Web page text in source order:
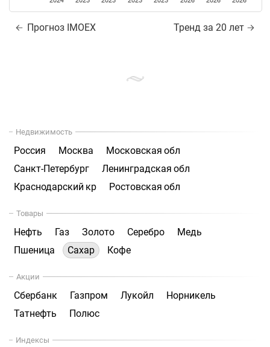
Прогноз IMOEX Тренд за 20 лет
Недвижимость
Россия Москва
Московская обл
Санкт-Петербург
Ленинградская обл
Краснодарский кр
Ростовская обл
Товары
Нефть Газ Золото Серебро
Медь
Пшеница
Сахар Кофе
Акции
Сбербанк Газпром Лукойл
Норникель
Татнефть
Полюс
Индексы